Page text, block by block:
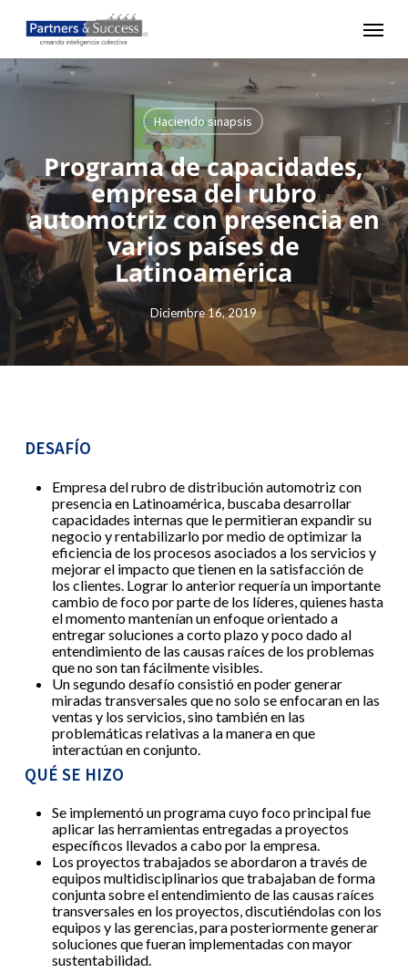
main
content
Menu
Haciendo sinapsis
Programa de capacidades,
empresa del rubro
automotriz con presencia en
varios países de
Latinoamérica
Diciembre 16, 2019
DESAFÍO
Empresa del rubro de distribución automotriz con
presencia en Latinoamérica, buscaba desarrollar
capacidades internas que le permitieran expandir su
negocio y rentabilizarlo por medio de optimizar la
eficiencia de los procesos asociados a los servicios y
mejorar el impacto que tienen en la satisfacción de
los clientes. Lograr lo anterior requería un importante
cambio de foco por parte de los líderes, quienes hasta
el momento mantenían un enfoque orientado a
entregar soluciones a corto plazo y poco dado al
entendimiento de las causas raíces de los problemas
que no son tan fácilmente visibles.
Un segundo desafío consistió en poder generar
miradas transversales que no solo se enfocaran en las
ventas y los servicios, sino también en las
problemáticas relativas a la manera en que
interactúan en conjunto.
QUÉ SE HIZO
Se implementó un programa cuyo foco principal fue
aplicar las herramientas entregadas a proyectos
específicos llevados a cabo por la empresa.
Los proyectos trabajados se abordaron a través de
equipos multidisciplinarios que trabajaban de forma
conjunta sobre el entendimiento de las causas raíces
transversales en los proyectos, discutiéndolas con los
equipos y las gerencias, para posteriormente generar
soluciones que fueran implementadas con mayor
sustentabilidad.